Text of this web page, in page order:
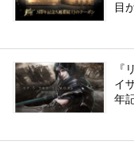
目
『
イ
年